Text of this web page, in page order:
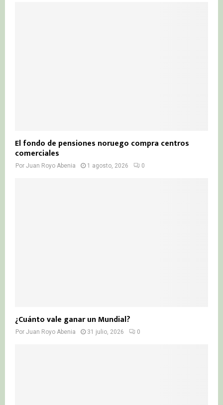
El fondo de pensiones noruego compra centros
comerciales
Por Juan Royo Abenia 1 agosto, 2026 0
¿Cuánto vale ganar un Mundial?
Por Juan Royo Abenia 31 julio, 2026 0